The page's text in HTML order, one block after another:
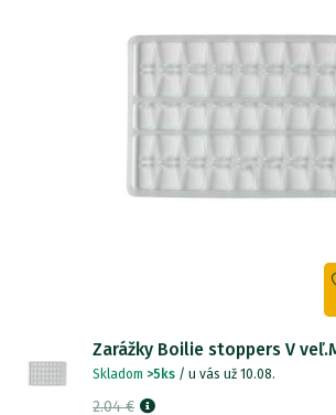
Zarážky Boilie stoppers V
Skladom >5ks / u vás už 10.08.
2.04 €